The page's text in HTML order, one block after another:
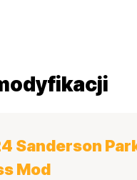
Sanderson
Mod